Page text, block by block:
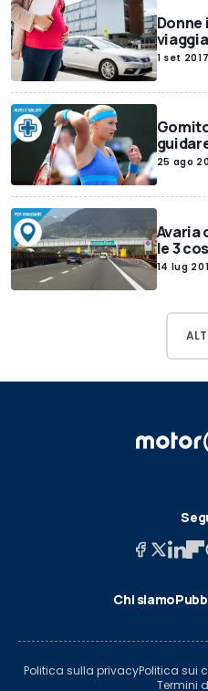
Donne
1 set 2017
25 ago
Avaria
le 3
14 lug
Chi siamo
Politica sulla privacyPolitica sui
Termini